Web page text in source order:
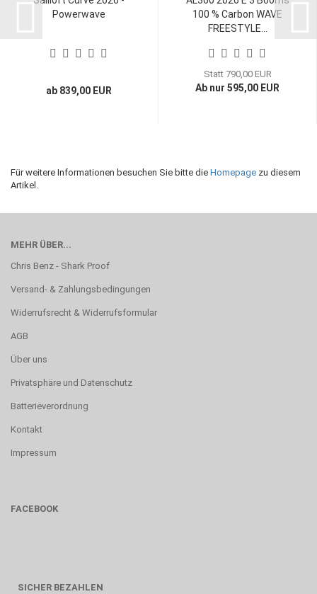
Powerwave
ab 839,00 EUR
100 % Carbon WAVE
FREESTYLE...
Statt 790,00 EUR
Ab nur 595,00 EUR
Für weitere Informationen besuchen Sie bitte die Homepage zu diesem
Artikel.
MEHR ÜBER...
Chris Benz - Shark Proof
Versand- & Zahlungsbedingungen
Widerrufsrecht & Widerrufsformular
AGB
Über uns
Privatsphäre und Datenschutz
Batterieverordnung
Kontakt
Impressum
FACEBOOK
SICHER BEZAHLEN